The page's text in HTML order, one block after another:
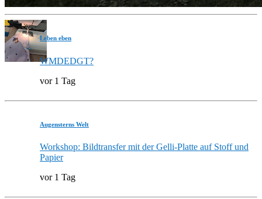
Leben eben
WMDEDGT?
vor 1 Tag
Augensterns Welt
Workshop: Bildtransfer mit der Gelli-Platte auf Stoff und
Papier
vor 1 Tag